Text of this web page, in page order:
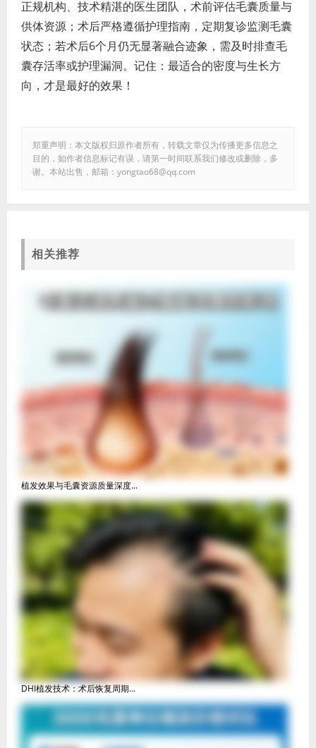
正规机构、技术精湛的医生团队，术前评估毛囊质量与
供体资源；术后严格遵循护理指南，定期复诊监测毛囊
状态；若术后6个月仍无显著融合迹象，需及时排查毛
囊存活率或护理漏洞。记住：最适合的密度与生长方
向，才是最好的效果！
郑重声明：本文版权归原作者所有，转载文章仅为传播更多信息之
目的，如作者信息标记有误，请第一时间联系我们修改或删除，多
谢。本站出售，邮箱：yongtao68@qq.com
相关推荐
植发效果与毛囊资源质量深度...
DHI植发技术：术后恢复周期...